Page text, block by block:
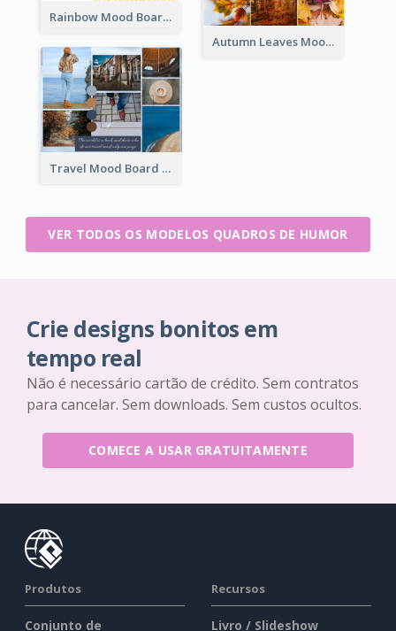
Rainbow Mood Board
Autumn Leaves Mood Board
Travel Mood Board
VER TODOS OS MODELOS QUADROS DE HUMOR
Crie designs bonitos em
tempo real
Não é necessário cartão de crédito. Sem contratos
para cancelar. Sem downloads. Sem custos ocultos.
COMECE A USAR GRATUITAMENTE
Produtos
Conjunto de
Recursos
Livro / Slideshow